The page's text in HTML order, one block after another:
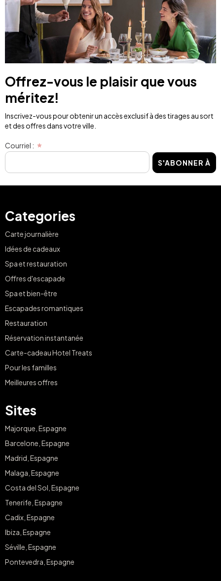
Offrez-vous le plaisir que vous
méritez!
Inscrivez-vous pour obtenir un accès exclusif à des tirages au sort
et des offres dans votre ville.
Courriel :
S'ABONNER À
Categories
Carte journalière
Idées de cadeaux
Spa et restauration
Offres d'escapade
Spa et bien-être
Escapades romantiques
Restauration
Réservation instantanée
Carte-cadeau Hotel Treats
Pour les familles
Meilleures offres
Sites
Majorque, Espagne
Barcelone, Espagne
Madrid, Espagne
Malaga, Espagne
Costa del Sol, Espagne
Tenerife, Espagne
Cadix, Espagne
Ibiza, Espagne
Séville, Espagne
Pontevedra, Espagne